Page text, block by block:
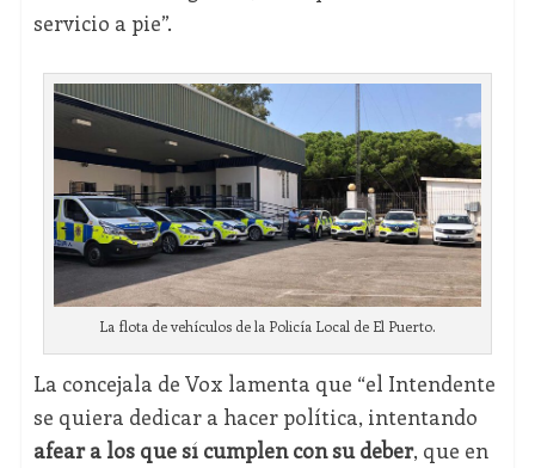
servicio a pie”.
La flota de vehículos de la Policía Local de El Puerto.
La concejala de Vox lamenta que “el Intendente
se quiera dedicar a hacer política, intentando
afear a los que sí cumplen con su deber, que en